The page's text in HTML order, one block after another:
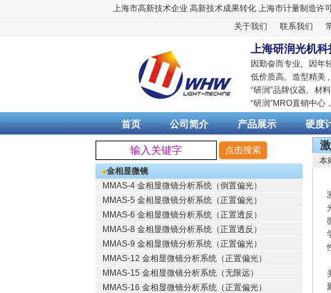
上海市高新技术企业 高新技术成果转化 上海市计量制造许
关于我们
联系我们
上海研润光机
因勤奋而专业, 因年
低价质高, 造型精美
“研润”品牌仪器, 材
“研润”MRO直销中心
首页 公司简介 产品展示 硬度
金相显微镜
MMAS-4 金相显微镜分析系统（倒置偏光）
MMAS-5 金相显微镜分析系统（正置偏光）
MMAS-6 金相显微镜分析系统（正置透反）
MMAS-8 金相显微镜分析系统（正置透反）
MMAS-9 金相显微镜分析系统（正置偏光）
MMAS-12 金相显微镜分析系统（正置偏光）
MMAS-15 金相显微镜分析系统（无限远）
MMAS-16 金相显微镜分析系统（正置偏光）
本